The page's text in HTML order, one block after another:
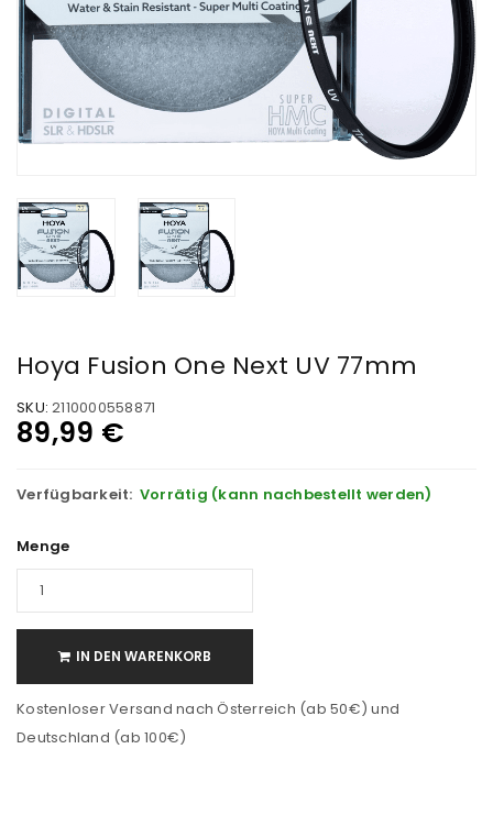
Hoya Fusion One Next UV 77mm
SKU: 2110000558871
89,99 €
Verfügbarkeit: Vorrätig (kann nachbestellt werden)
Menge
IN DEN WARENKORB
Kostenloser Versand nach Österreich (ab 50€) und
Deutschland (ab 100€)